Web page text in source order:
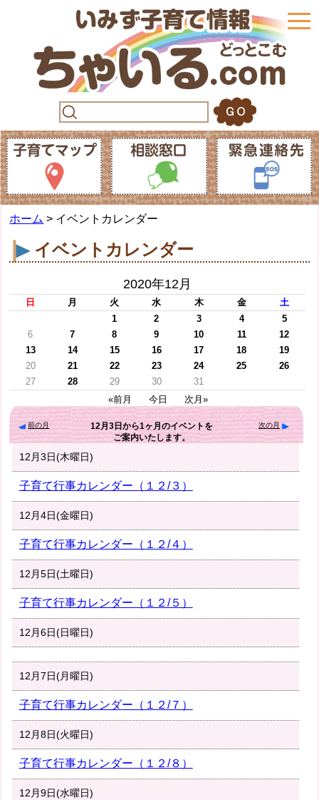
ホーム > イベントカレンダー
イベントカレンダー
2020年12月
日 月 火 水 木 金
土
1
2 3 4
5
6
7 8 9 10 11
12
13
14 15 16 17 18
19
20
21 22 23 24 25
26
27
28 29 30
31
«前月
今日 次月»
前の月 12月3日 から1ヶ月のイベントを
ご案内いたします。
次の月
12月3日(木曜日)
子育て行事カレンダー（１２/３）
12月4日(金曜日)
子育て行事カレンダー（１２/４）
12月5日(土曜日)
子育て行事カレンダー（１２/５）
12月6日(日曜日)
12月7日(月曜日)
子育て行事カレンダー（１２/７）
12月8日(火曜日)
子育て行事カレンダー（１２/８）
12月9日(水曜日)